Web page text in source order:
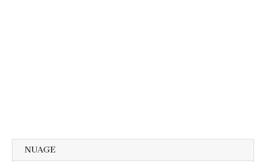
NUAGE